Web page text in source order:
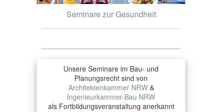
Seminare zur Gesundheit
Unsere Seminare im Bau- und
Planungsrecht sind von
Architektenkammer NRW&
Ingenieurkammer-Bau NRW
als Fortbildungsveranstaltung anerkannt